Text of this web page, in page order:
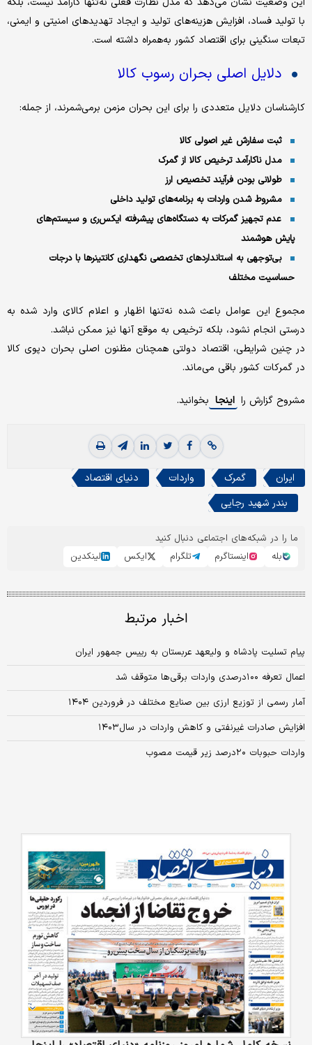
با تولید فساد، افزایش هزینه‌های تولید و ایجاد تهدیدهای امنیتی و ایمنی،
تبعات سنگینی برای اقتصاد کشور به‌همراه داشته است.
دلایل اصلی بحران رسوب کالا
کارشناسان دلایل متعددی را برای این بحران مزمن برمی‌شمرند، از جمله:
ثبت سفارش غیر اصولی کالا
مدل ناکارآمد ترخیص کالا از گمرک
طولانی بودن فرآیند تخصیص ارز
مشروط شدن واردات به برنامه‌های تولید داخلی
عدم تجهیز گمرکات به دستگاه‌های پیشرفته ایکس‌ری و سیستم‌های
پایش هوشمند
بی‌توجهی به استانداردهای تخصصی نگهداری کانتینرها با درجات
حساسیت مختلف
مجموع این عوامل باعث شده نه‌تنها اظهار و اعلام کالای وارد شده به
درستی انجام نشود، بلکه ترخیص به موقع آنها نیز ممکن نباشد.
در چنین شرایطی، اقتصاد دولتی همچنان مظنون اصلی بحران دپوی کالا
در گمرکات کشور باقی می‌ماند.
مشروح گزارش را اینجا بخوانید.
ایران گمرک واردات
دنیای اقتصاد
بندر شهید رجایی
ما را در شبکه‌های اجتماعی دنبال کنید
بله
اینستاگرم تلگرام ایکس لینکدین
اخبار مرتبط
پیام تسلیت پادشاه و ولیعهد عربستان به رییس جمهور ایران
اعمال تعرفه ۱۰۰درصدی واردات برقی‌‌‌ها متوقف شد
آمار رسمی از توزیع ارزی بین صنایع مختلف در فروردین ۱۴۰۴
افزایش صادرات غیرنفتی و کاهش واردات در سال‌۱۴۰۳
واردات حبوبات ۲۰‌درصد زیر قیمت مصوب